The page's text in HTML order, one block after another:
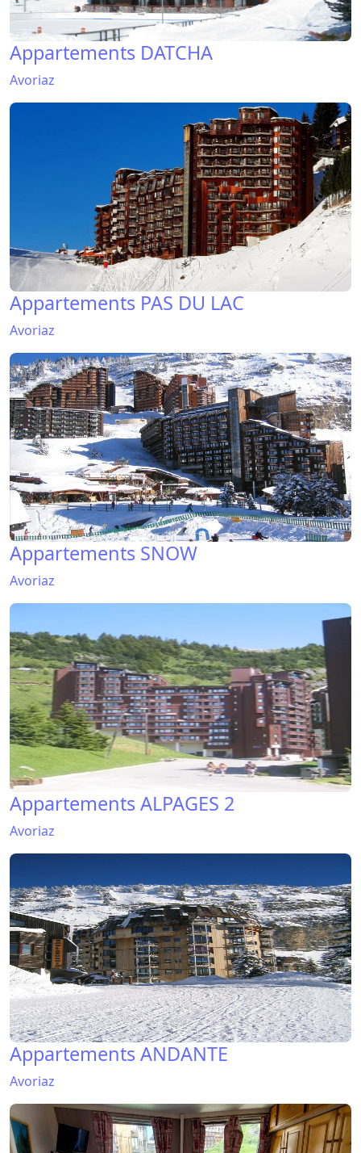
Appartements DATCHA
Avoriaz
Appartements PAS DU LAC
Avoriaz
Appartements SNOW
Avoriaz
Appartements ALPAGES 2
Avoriaz
Appartements ANDANTE
Avoriaz